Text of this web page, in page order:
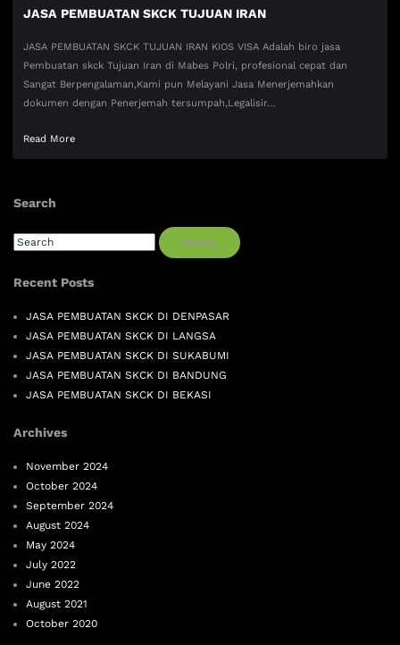
JASA PEMBUATAN SKCK TUJUAN IRAN
JASA PEMBUATAN SKCK TUJUAN IRAN KIOS VISA Adalah biro jasa
Pembuatan skck Tujuan Iran di Mabes Polri, profesional cepat dan
Sangat Berpengalaman,Kami pun Melayani Jasa Menerjemahkan
dokumen dengan Penerjemah tersumpah,Legalisir…
Read More
Search
Search
Recent Posts
JASA PEMBUATAN SKCK DI DENPASAR
JASA PEMBUATAN SKCK DI LANGSA
JASA PEMBUATAN SKCK DI SUKABUMI
JASA PEMBUATAN SKCK DI BANDUNG
JASA PEMBUATAN SKCK DI BEKASI
Archives
November 2024
October 2024
September 2024
August 2024
May 2024
July 2022
June 2022
August 2021
October 2020